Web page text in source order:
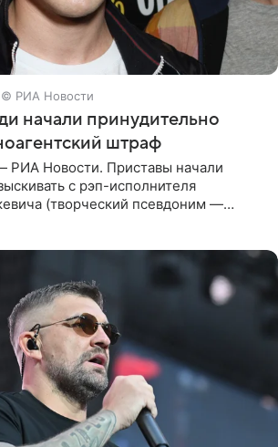
© РИА Новости
начали принудительно
штраф
РИА Новости. Приставы начали
с рэп-исполнителя
(творческий псевдоним —